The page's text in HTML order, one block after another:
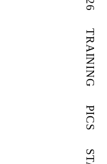
TRAINING
PICS